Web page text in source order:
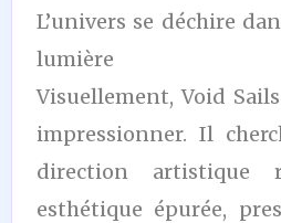
L’univers se déchire
lumière
Visuellement, Void
impressionner. Il
direction artistique
esthétique épurée,